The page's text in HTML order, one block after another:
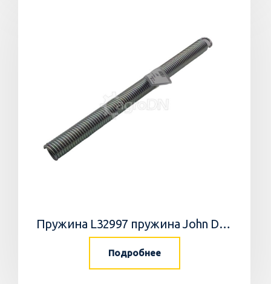
Пружина L32997 пружина John Deere
Подробнее